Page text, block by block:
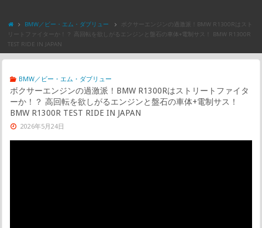
BMW／ビー・エム・ダブリュー
ボクサーエンジンの過激派！BMW R1300Rはスト
リートファイターか！？ 高回転を欲しがるエンジンと盤石の車体+電制サス！ BMW R1300R
TEST RIDE IN JAPAN
BMW／ビー・エム・ダブリュー
ボクサーエンジンの過激派！BMW R1300Rはストリートファイタ
ーか！？ 高回転を欲しがるエンジンと盤石の車体+電制サス！
BMW R1300R TEST RIDE IN JAPAN
2026年5月24日